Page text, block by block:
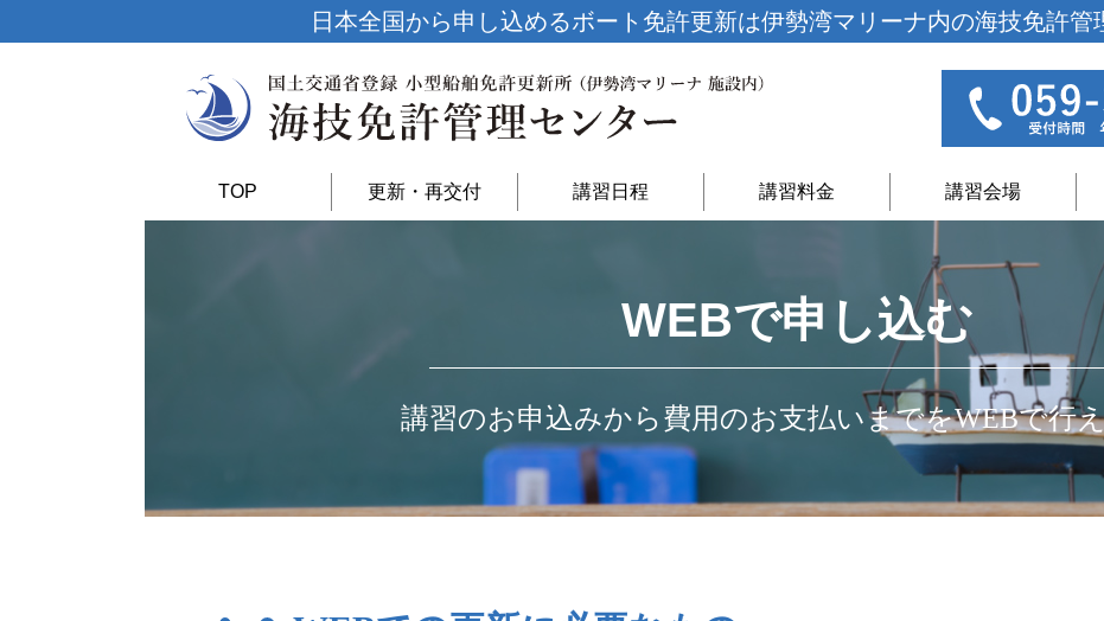
日本全国から申し込めるボート免許更新は伊勢湾マリーナ内の海技免許管
TOP 更新・再交付 講習日程 講習料金 講習会場
WEBで申し込む
講習のお申込みから費用のお支払いまでをWEBで行え